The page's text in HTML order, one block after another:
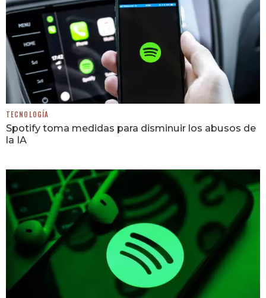
TECNOLOGÍA
Spotify toma medidas para disminuir los abusos de
la IA